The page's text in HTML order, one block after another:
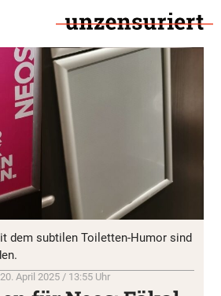
dem subtilen Toiletten-Humor sind
20. April 2025 / 13:55 Uhr